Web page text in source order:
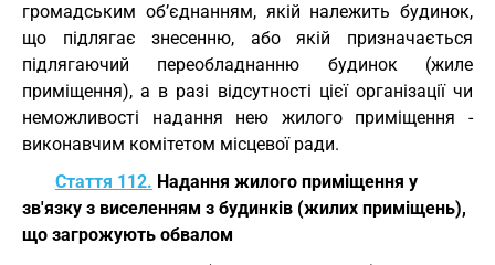
громадським об’єднанням, якій належить будинок,
що підлягає знесенню, або якій призначається
підлягаючий переобладнанню будинок (жиле
приміщення), а в разі відсутності цієї організації чи
неможливості надання нею жилого приміщення -
виконавчим комітетом місцевої ради.
Стаття 112. Надання жилого приміщення у
зв'язку з виселенням з будинків (жилих приміщень),
що загрожують обвалом